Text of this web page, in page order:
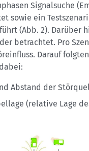
Signalsuche
sowie ein
(Abb. 2). Darüber
betrachtet. Pro
Darauf
Abstand der
(relative Lage